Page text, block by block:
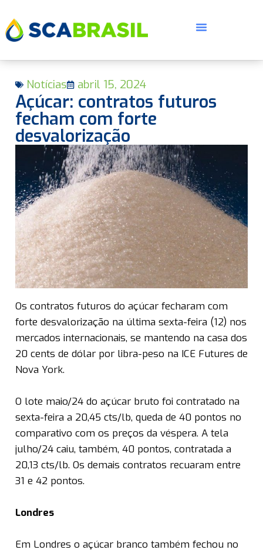
Notícias abril 15, 2024
Açúcar: contratos futuros
fecham com forte
desvalorização
Os contratos futuros do açúcar fecharam com
forte desvalorização na última sexta-feira (12) nos
mercados internacionais, se mantendo na casa dos
20 cents de dólar por libra-peso na ICE Futures de
Nova York.
O lote maio/24 do açúcar bruto foi contratado na
sexta-feira a 20,45 cts/lb, queda de 40 pontos no
comparativo com os preços da véspera. A tela
julho/24 caiu, também, 40 pontos, contratada a
20,13 cts/lb. Os demais contratos recuaram entre
31 e 42 pontos.
Londres
Em Londres o açúcar branco também fechou no